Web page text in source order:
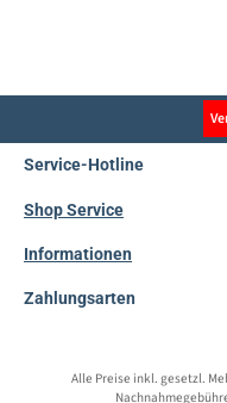
Service-Hotline
Shop Service
Informationen
Zahlungsarten
Alle Preise inkl. gesetzl.